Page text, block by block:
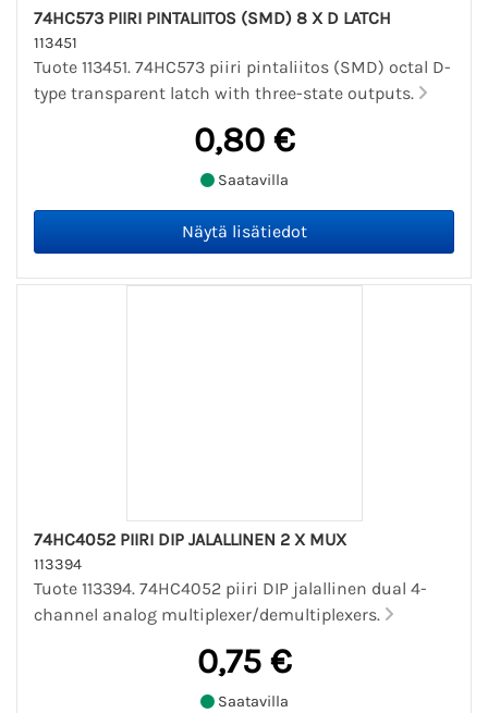
74HC573 PIIRI PINTALIITOS (SMD) 8 X D LATCH
113451
Tuote 113451. 74HC573 piiri pintaliitos (SMD) octal D-
type transparent latch with three-state outputs.
0,80 €
Saatavilla
74HC4052 PIIRI DIP JALALLINEN 2 X MUX
113394
Tuote 113394. 74HC4052 piiri DIP jalallinen dual 4-
channel analog multiplexer/demultiplexers.
0,75 €
Saatavilla